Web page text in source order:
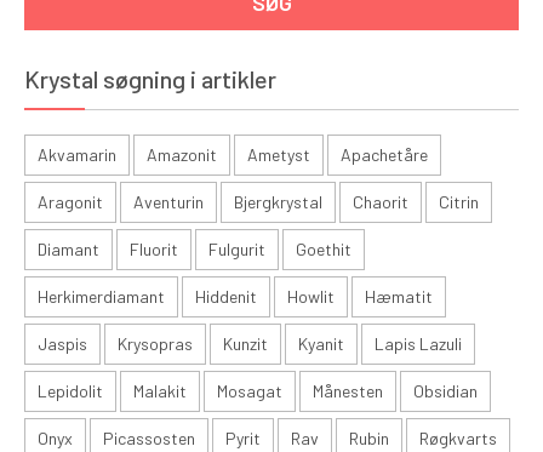
Krystal søgning i artikler
Akvamarin Amazonit Ametyst Apachetåre
Aragonit Aventurin Bjergkrystal Chaorit Citrin
Diamant Fluorit Fulgurit Goethit
Herkimerdiamant Hiddenit Howlit Hæmatit
Jaspis Krysopras Kunzit Kyanit Lapis Lazuli
Lepidolit Malakit Mosagat Månesten Obsidian
Onyx Picassosten Pyrit Rav Rubin Røgkvarts